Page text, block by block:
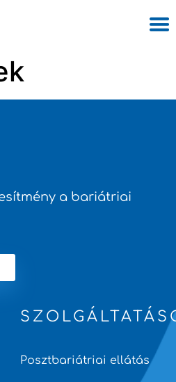
a bariátriai
Posztbariátriai ellátás